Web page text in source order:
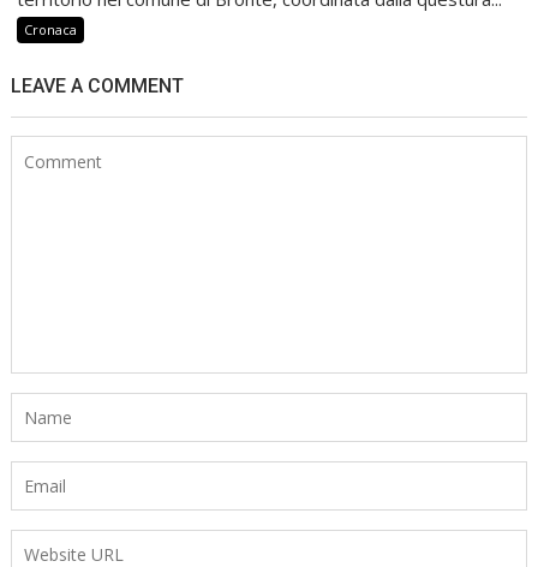
Cronaca
LEAVE A COMMENT